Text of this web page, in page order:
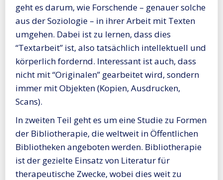
geht es darum, wie Forschende – genauer solche
aus der Soziologie – in ihrer Arbeit mit Texten
umgehen. Dabei ist zu lernen, dass dies
“Textarbeit” ist, also tatsächlich intellektuell und
körperlich fordernd. Interessant ist auch, dass
nicht mit “Originalen” gearbeitet wird, sondern
immer mit Objekten (Kopien, Ausdrucken,
Scans).
In zweiten Teil geht es um eine Studie zu Formen
der Bibliotherapie, die weltweit in Öffentlichen
Bibliotheken angeboten werden. Bibliotherapie
ist der gezielte Einsatz von Literatur für
therapeutische Zwecke, wobei dies weit zu